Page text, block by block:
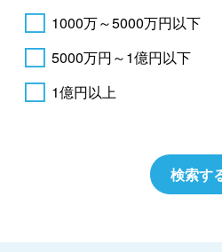
1000万～5000万円以下
5000万円～1億円以下
1億円以上